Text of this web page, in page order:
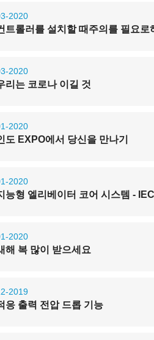
2020
트롤러를 설치할 때주의를 필요로
2020
리는 코로나 이길 것
2020
도 EXPO에서 당신을 만나기
2020
능형 엘리베이터 코어 시스템 -
2020
해 복 많이 받으세요
2019
응 출력 전압 드롭 기능